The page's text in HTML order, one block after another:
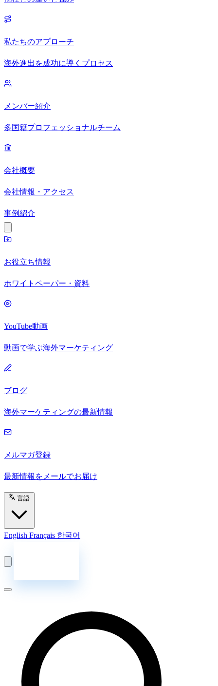
私たちのアプローチ
海外進出を成功に導くプロセス
メンバー紹介
多国籍プロフェッショナルチーム
会社概要
会社情報・アクセス
事例紹介
お役立ち情報
ホワイトペーパー・資料
YouTube動画
動画で学ぶ海外マーケティング
ブログ
海外マーケティングの最新情報
メルマガ登録
最新情報をメールでお届け
言語
English Français 한국어